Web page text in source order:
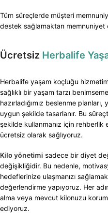
Tüm süreçlerde müşteri
destek sağlamaktan memnuniyet
Ücretsiz Herbalife
Herbalife yaşam koçluğu
sağlıklı bir yaşam tarzı
hazırladığımız beslenme
uygun şekilde tasarlanır. Bu
şekilde kullanmanız için rehberlik
ücretsiz olarak sağlıyoruz.
Kilo yönetimi sadece bir diyet
değişikliğidir. Bu nedenle,
hedeflerinize ulaşmanızı
değerlendirme yapıyoruz. Her
alma veya mevcut kilonuzu
ediyoruz.